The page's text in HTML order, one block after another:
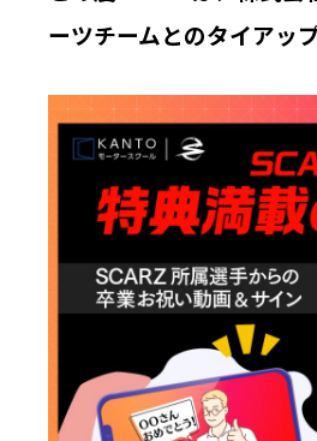
ーツチームとのタイアッ